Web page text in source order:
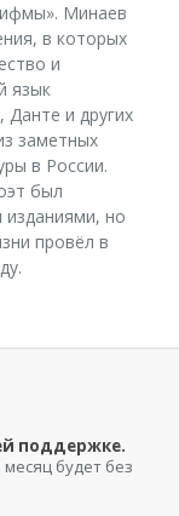
Минаев
в которых
и
язык
и других
заметных
в России.
был
изданиями, но
провёл в
поддержке.
будет без